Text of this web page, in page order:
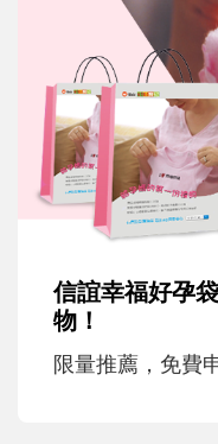
信誼幸福好孕
物！
限量推薦，免費